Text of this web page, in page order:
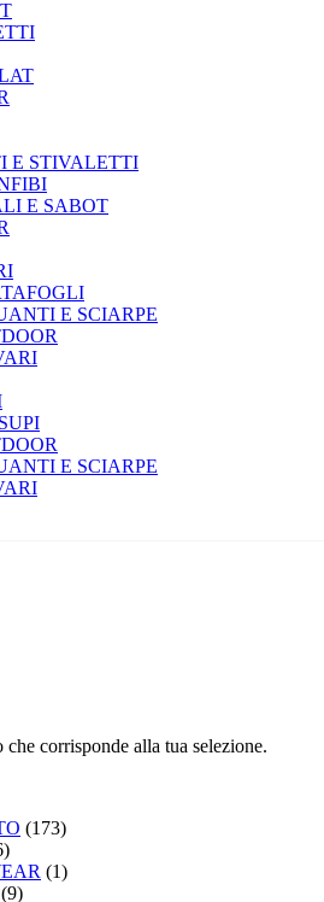
E STIVALETTI
E SABOT
E SCIARPE
E SCIARPE
corrisponde alla tua selezione.
(173)
(1)
(9)